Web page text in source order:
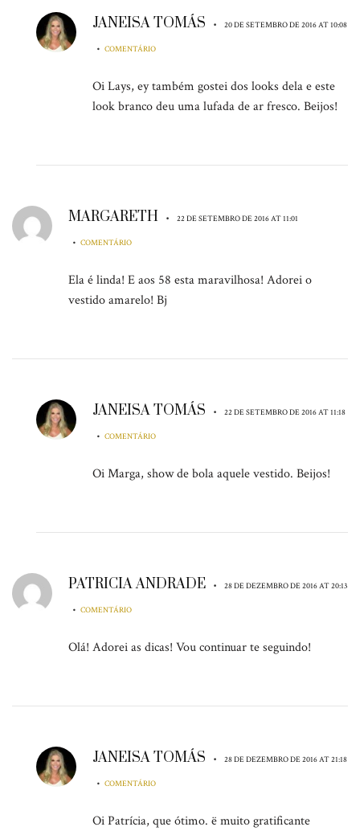
JANEISA TOMÁS • 20 DE SETEMBRO DE 2016 AT 10:08
• COMENTÁRIO
Oi Lays, ey também gostei dos looks dela e este
look branco deu uma lufada de ar fresco. Beijos!
MARGARETH • 22 DE SETEMBRO DE 2016 AT 11:01
• COMENTÁRIO
Ela é linda! E aos 58 esta maravilhosa! Adorei o
vestido amarelo! Bj
JANEISA TOMÁS • 22 DE SETEMBRO DE 2016 AT 11:18
• COMENTÁRIO
Oi Marga, show de bola aquele vestido. Beijos!
PATRICIA ANDRADE • 28 DE DEZEMBRO DE 2016 AT 20:13
• COMENTÁRIO
Olá! Adorei as dicas! Vou continuar te seguindo!
JANEISA TOMÁS • 28 DE DEZEMBRO DE 2016 AT 21:18
• COMENTÁRIO
Oi Patrícia, que ótimo. ë muito gratificante